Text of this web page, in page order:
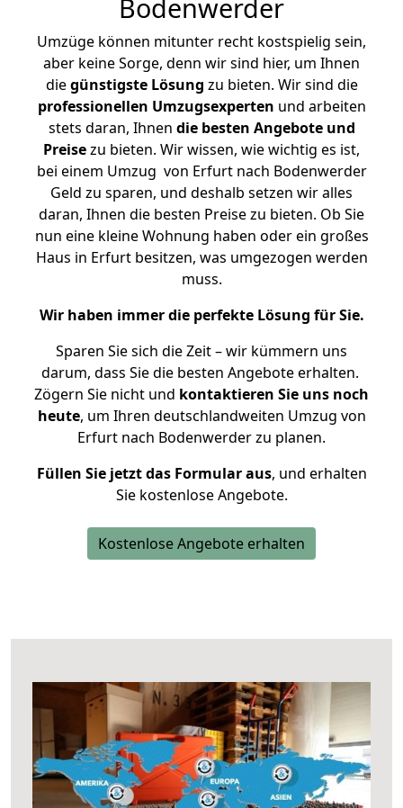
Bodenwerder
Umzüge können mitunter recht kostspielig sein,
aber keine Sorge, denn wir sind hier, um Ihnen
diegünstigste Lösung zu bieten. Wir sind die
professionellen Umzugsexperten und arbeiten
stets daran, Ihnen die besten Angebote und
Preisezu bieten. Wir wissen, wie wichtig es ist,
bei einem Umzug von Erfurt nach Bodenwerder
Geld zu sparen, und deshalb setzen wir alles
daran, Ihnen die besten Preise zu bieten. Ob Sie
nun eine kleine Wohnung haben oder ein großes
Haus in Erfurt besitzen, was umgezogen werden
muss.
Wir haben immer die perfekte Lösung für Sie.
Sparen Sie sich die Zeit – wir kümmern uns
darum, dass Sie die besten Angebote erhalten.
Zögern Sie nicht und kontaktieren Sie uns noch
heute, um Ihren deutschlandweiten Umzug von
Erfurt nach Bodenwerder zu planen.
Füllen Sie jetzt das Formular aus, und erhalten
Sie kostenlose Angebote.
Kostenlose Angebote erhalten